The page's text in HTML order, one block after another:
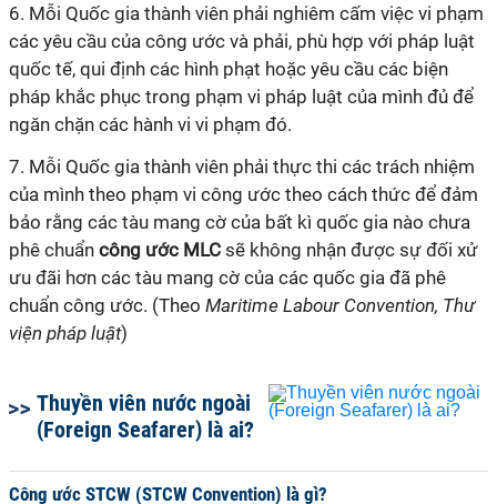
6. Mỗi Quốc gia thành viên phải nghiêm cấm việc vi phạm
các yêu cầu của công ước và phải, phù hợp với pháp luật
quốc tế, qui định các hình phạt hoặc yêu cầu các biện
pháp khắc phục trong phạm vi pháp luật của mình đủ để
ngăn chặn các hành vi vi phạm đó.
7. Mỗi Quốc gia thành viên phải thực thi các trách nhiệm
của mình theo phạm vi công ước theo cách thức để đảm
bảo rằng các tàu mang cờ của bất kì quốc gia nào chưa
phê chuẩn công ước MLC sẽ không nhận được sự đối xử
ưu đãi hơn các tàu mang cờ của các quốc gia đã phê
chuẩn công ước. (Theo Maritime Labour Convention, Thư
viện pháp luật)
Thuyền viên nước ngoài
(Foreign Seafarer) là ai?
Công ước STCW (STCW Convention) là gì?